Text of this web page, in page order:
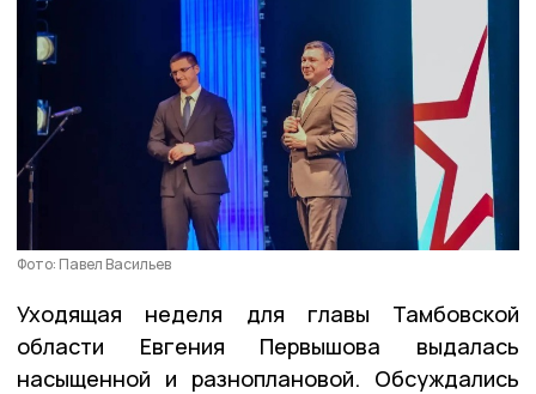
Фото: Павел Васильев
Уходящая неделя для главы Тамбовской
области Евгения Первышова выдалась
насыщенной и разноплановой. Обсуждались